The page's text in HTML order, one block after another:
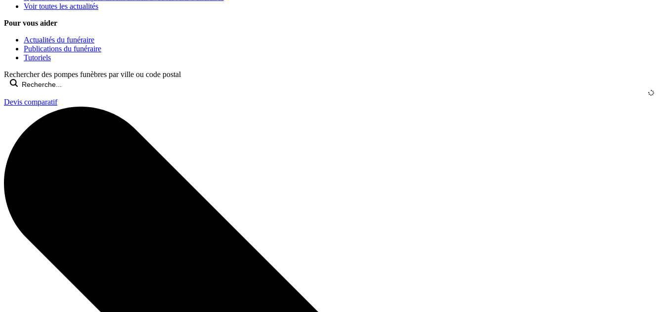
Voir toutes les actualités
Pour vous aider
Actualités du funéraire
Publications du funéraire
Tutoriels
Rechercher des pompes funèbres par ville ou code postal
Devis comparatif